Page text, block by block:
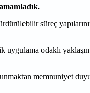
süreç
odaklı
memnuniyet